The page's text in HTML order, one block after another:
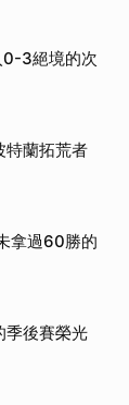
3絕境的次
特蘭拓荒者
拿過60勝的
季後賽榮光